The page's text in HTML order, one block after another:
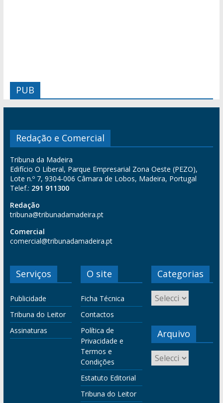
PUB
Redação e Comercial
Tribuna da Madeira
Edifício O Liberal, Parque Empresarial Zona Oeste (PEZO),
Lote n.º 7, 9304-006 Câmara de Lobos, Madeira, Portugal
Telef.: 291 911300
Redação
tribuna@tribunadamadeira.pt
Comercial
comercial@tribunadamadeira.pt
Serviços
Publicidade
Tribuna do Leitor
Assinaturas
O site
Ficha Técnica
Contactos
Política de
Privacidade e
Termos e
Condições
Estatuto Editorial
Tribuna do Leitor
Categorias
Arquivo